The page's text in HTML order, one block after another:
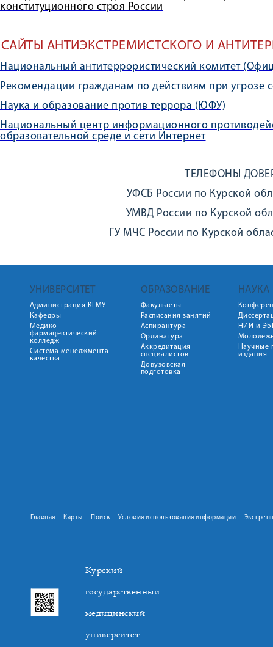
конституционного строя России
САЙТЫ АНТИЭКСТРЕМИСТСКОГО И
Национальный антитеррористический комитет
Рекомендации гражданам по действиям при угрозе
Наука и образование против террора (ЮФУ)
Национальный центр информационного
образовательной среде и сети Интернет
ТЕЛЕФОНЫ
УФСБ России по Курской
УМВД России по Курской
ГУ МЧС России по Курской
УНИВЕРСИТЕТ
Администрация КГМУ
Кафедры
Медико-
фармацевтический
колледж
Система менеджмента
качества
ОБРАЗОВАНИЕ
Факультеты
Расписания занятий
Аспирантура
Ординатура
Аккредитация
специалистов
Довузовская
подготовка
НАУКА
НИИ и
Научные
издания
Главная Карты Поиск Условия использования информации
Курский
государственный
медицинский
университет